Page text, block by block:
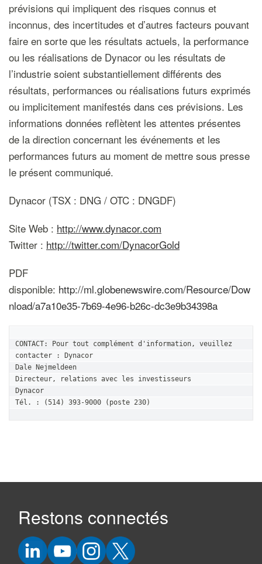
prévisions qui impliquent des risques connus et
inconnus, des incertitudes et d’autres facteurs pouvant
faire en sorte que les résultats actuels, la performance
ou les réalisations de Dynacor ou les résultats de
l’industrie soient substantiellement différents des
résultats, performances ou réalisations futurs exprimés
ou implicitement manifestés dans ces prévisions. Les
informations données reflètent les attentes présentes
de la direction concernant les événements et les
performances futurs au moment de mettre sous presse
le présent communiqué.
Dynacor (TSX : DNG / OTC : DNGDF)
Site Web : http://www.dynacor.com
Twitter : http://twitter.com/DynacorGold
PDF
disponible: http://ml.globenewswire.com/Resource/Dow
nload/a7a10e35-7b69-4e96-b26c-dc3e9b34398a
CONTACT: Pour tout complément d'information, veuillez
contacter : Dynacor
Dale Nejmeldeen
Directeur, relations avec les investisseurs
Dynacor
Tél. : (514) 393-9000 (poste 230)
Restons connectés